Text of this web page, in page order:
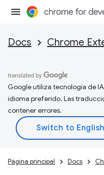
Docs Chrome
Google utiliza tecnología de
idioma preferido. Las
contener errores.
Página principal Docs